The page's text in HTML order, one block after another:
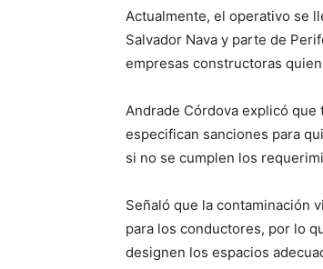
Actualmente, el operativo se
Salvador Nava y parte de
empresas constructoras
Andrade Córdova explicó
especifican sanciones para
si no se cumplen los
Señaló que la contaminación
para los conductores, por lo
designen los espacios